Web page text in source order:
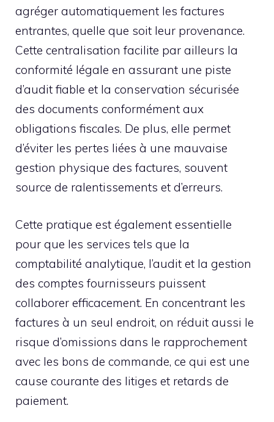
agréger automatiquement les factures
entrantes, quelle que soit leur provenance.
Cette centralisation facilite par ailleurs la
conformité légale en assurant une piste
d’audit fiable et la conservation sécurisée
des documents conformément aux
obligations fiscales. De plus, elle permet
d’éviter les pertes liées à une mauvaise
gestion physique des factures, souvent
source de ralentissements et d’erreurs.
Cette pratique est également essentielle
pour que les services tels que la
comptabilité analytique, l’audit et la gestion
des comptes fournisseurs puissent
collaborer efficacement. En concentrant les
factures à un seul endroit, on réduit aussi le
risque d’omissions dans le rapprochement
avec les bons de commande, ce qui est une
cause courante des litiges et retards de
paiement.